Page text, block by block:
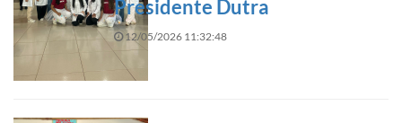
Presidente Dutra
12/05/2026 11:32:48